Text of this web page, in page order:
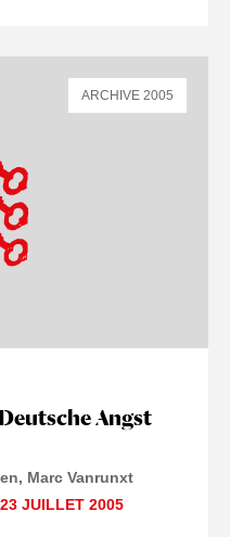
Angst
Marc Vanrunxt
23 JUILLET 2005
ARCHIVE 2005